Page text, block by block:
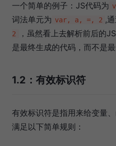
一个简单的例子：JS代码为
词法单元为 var, a, =, 2 ,
2
，虽然看上去解析前后的
是最终生成的代码，而不是最
1.2：有效标识符
有效标识符是指用来给变量
满足以下简单规则：